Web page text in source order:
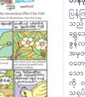
ပြန်
သည်
ရွှေ
ဇွန်
အမှ
ဝတေ
သေ
ကို လု
သရု